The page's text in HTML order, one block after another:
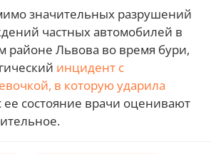
значительных разрушений
частных автомобилей в
районе Львова во время бури,
инцидент с
в которую ударила
ее состояние врачи оценивают